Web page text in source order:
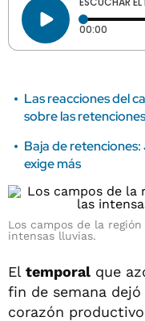
00:00
Las reacciones del
sobre las retenciones
Baja de
exige más
Los campos de la
intensas lluvias.
El temporal que
fin de semana
corazón